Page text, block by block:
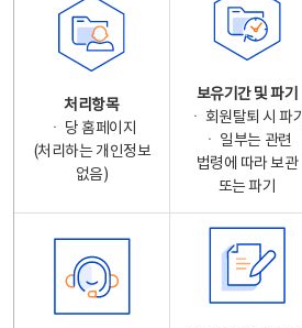
처리항목
ㆍ 당 홈페이지
(처리하는 개인정보
없음)
보유기간 및 파기
ㆍ 회원탈퇴 시 파기
ㆍ 일부는 관련
법령에 따라 보관
또는 파기